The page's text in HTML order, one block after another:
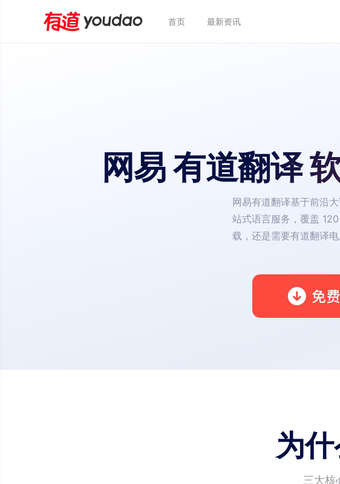
首页 最新资讯
网易 有道翻译
网易有道翻译基于前沿
站式语言服务，覆盖
载，还是需要有道翻译
为
三大核